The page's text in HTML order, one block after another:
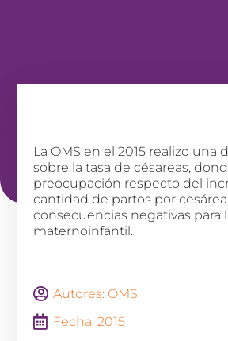
La OMS en el 2015 realizo una
sobre la tasa de césareas,
preocupación respecto del
cantidad de partos por
consecuencias negativas para
maternoinfantil.
Autores: OMS
Fecha: 2015